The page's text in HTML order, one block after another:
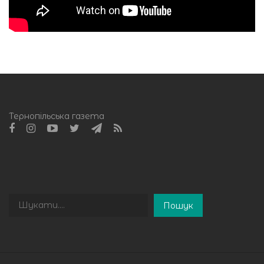
Тернопільська газета
Пошук
Пошук